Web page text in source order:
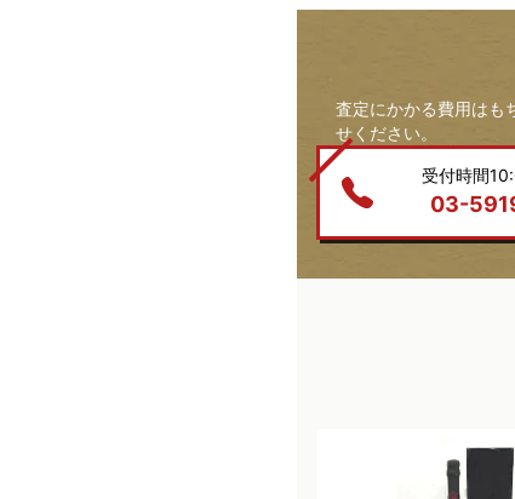
査定にかかる費用はも
せください。
受付時間
03-